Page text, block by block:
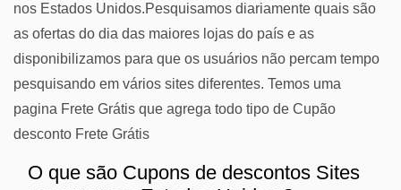
nos Estados Unidos.Pesquisamos diariamente quais são
as ofertas do dia das maiores lojas do país e as
disponibilizamos para que os usuários não percam tempo
pesquisando em vários sites diferentes. Temos uma
pagina Frete Grátis que agrega todo tipo de Cupão
desconto Frete Grátis
O que são Cupons de descontos Sites